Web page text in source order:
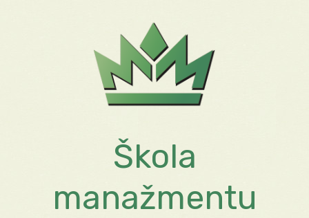
Škola
manažmentu